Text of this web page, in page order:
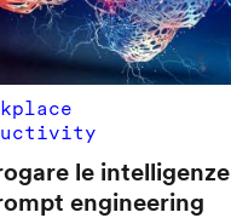
le intelligenze
engineering